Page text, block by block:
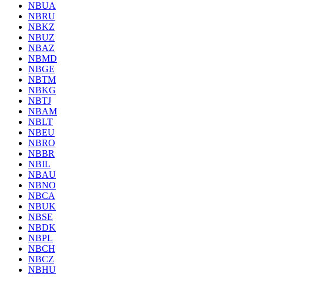
NBUA
NBRU
NBKZ
NBUZ
NBAZ
NBMD
NBGE
NBTM
NBKG
NBTJ
NBAM
NBLT
NBEU
NBRO
NBBR
NBIL
NBAU
NBNO
NBCA
NBUK
NBSE
NBDK
NBPL
NBCH
NBCZ
NBHU